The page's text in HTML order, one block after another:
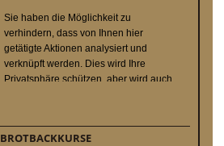
BROTBACKKURSE